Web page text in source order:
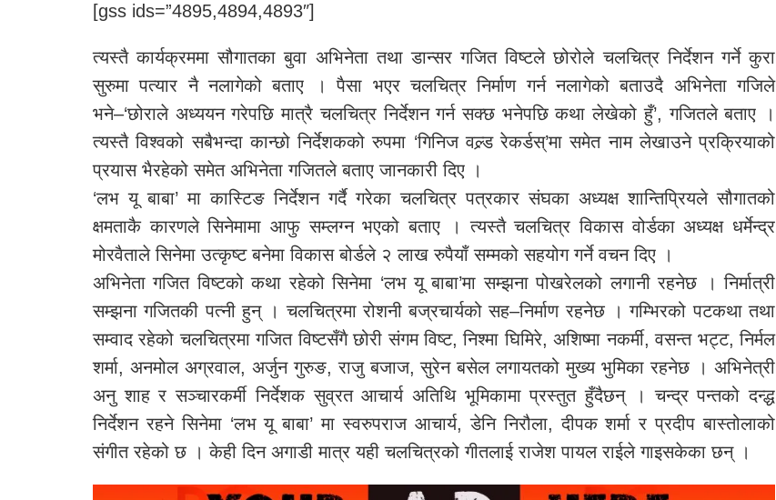
[gss ids=”4895,4894,4893″]
त्यस्तै कार्यक्रममा सौगातका बुवा अभिनेता तथा डान्सर गजित विष्टले छोरोले चलचित्र निर्देशन गर्ने कुरा
सुरुमा पत्यार नै नलागेको बताए । पैसा भएर चलचित्र निर्माण गर्न नलागेको बताउदै अभिनेता गजिले
भने–‘छोराले अध्ययन गरेपछि मात्रै चलचित्र निर्देशन गर्न सक्छ भनेपछि कथा लेखेको हुँ’, गजितले बताए ।
त्यस्तै विश्वको सबैभन्दा कान्छो निर्देशकको रुपमा ‘गिनिज वल्र्ड रेकर्डस्’मा समेत नाम लेखाउने प्रक्रियाको
प्रयास भैरहेको समेत अभिनेता गजितले बताए जानकारी दिए ।
‘लभ यू बाबा’ मा कास्टिङ निर्देशन गर्दै गरेका चलचित्र पत्रकार संघका अध्यक्ष शान्तिप्रियले सौगातको
क्षमताकै कारणले सिनेमामा आफु सम्लग्न भएको बताए । त्यस्तै चलचित्र विकास वोर्डका अध्यक्ष धर्मेन्द्र
मोरवैताले सिनेमा उत्कृष्ट बनेमा विकास बोर्डले २ लाख रुपैयाँ सम्मको सहयोग गर्ने वचन दिए ।
अभिनेता गजित विष्टको कथा रहेको सिनेमा ‘लभ यू बाबा’मा सम्झना पोखरेलको लगानी रहनेछ । निर्मात्री
सम्झना गजितकी पत्नी हुन् । चलचित्रमा रोशनी बज्रचार्यको सह–निर्माण रहनेछ । गम्भिरको पटकथा तथा
सम्वाद रहेको चलचित्रमा गजित विष्टसँगै छोरी संगम विष्ट, निश्मा घिमिरे, अशिष्मा नकर्मी, वसन्त भट्ट, निर्मल
शर्मा, अनमोल अग्रवाल, अर्जुन गुरुङ, राजु बजाज, सुरेन बसेल लगायतको मुख्य भुमिका रहनेछ । अभिनेत्री
अनु शाह र सञ्चारकर्मी निर्देशक सुव्रत आचार्य अतिथि भूमिकामा प्रस्तुत हुँदैछन् । चन्द्र पन्तको दन्द्ध
निर्देशन रहने सिनेमा ‘लभ यू बाबा’ मा स्वरुपराज आचार्य, डेनि निरौला, दीपक शर्मा र प्रदीप बास्तोलाको
संगीत रहेको छ । केही दिन अगाडी मात्र यही चलचित्रको गीतलाई राजेश पायल राईले गाइसकेका छन् ।